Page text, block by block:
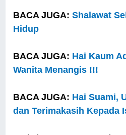
BACA JUGA: Shalawat
Hidup
BACA JUGA: Hai Kaum
Wanita Menangis !!!
BACA JUGA: Hai Suami,
dan Terimakasih Kepada